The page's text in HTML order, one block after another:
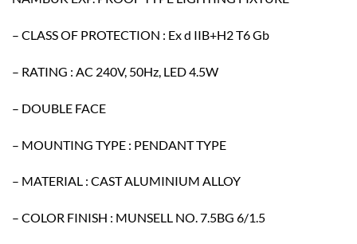
– CLASS OF PROTECTION : Ex d IIB+H2 T6 Gb
– RATING : AC 240V, 50Hz, LED 4.5W
– DOUBLE FACE
– MOUNTING TYPE : PENDANT TYPE
– MATERIAL : CAST ALUMINIUM ALLOY
– COLOR FINISH : MUNSELL NO. 7.5BG 6/1.5